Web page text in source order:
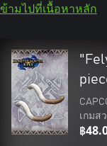
ข้ามไปที่เนื้อหาหลัก
เกมส
฿